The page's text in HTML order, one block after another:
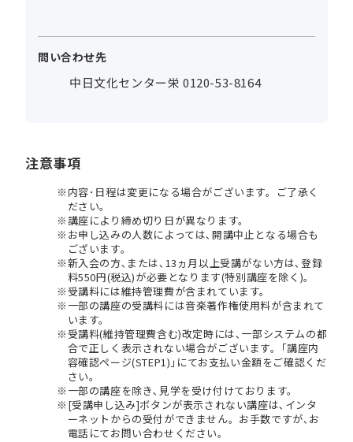
問い合わせ先
中日文化センター栄 0120-53-8164
注意事項
内容･日程は変更になる場合がございます。ご了承く
ださい。
講座により締め切り日が異なります。
お申し込みの人数によっては､開講中止となる場合も
ございます。
新入会の方､または､13ヵ月以上受講がない方は､登録
料550円(税込)が必要となります(特別講座を除く)。
受講料には維持管理費が含まれています。
一部の講座の受講料には音楽著作権使用料が含まれて
います。
受講料(維持管理費含む)改定時には､一部システムの都
合で正しく表示されない場合がございます。｢講座内
容確認ページ(STEP1)｣にてお支払い金額をご確認くだ
さい。
一部の講座を除き､見学を受け付けております。
[受講申し込み]ボタンが表示されない講座は､インタ
ーネットからの受付ができません。お手数ですが､お
電話にてお問い合わせください。